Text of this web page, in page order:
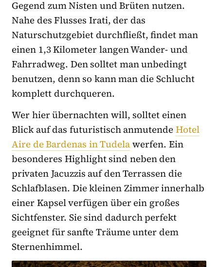
Gegend zum Nisten und Brüten nutzen.
Nahe des Flusses Irati, der das
Naturschutzgebiet durchfließt, findet man
einen 1,3 Kilometer langen Wander- und
Fahrradweg. Den solltet man unbedingt
benutzen, denn so kann man die Schlucht
komplett durchqueren.
Wer hier übernachten will, solltet einen
Blick auf das futuristisch anmutendeHotel
Aire de Bardenas in Tudelawerfen. Ein
besonderes Highlight sind neben den
privaten Jacuzzis auf den Terrassen die
Schlafblasen. Die kleinen Zimmer innerhalb
einer Kapsel verfügen über ein großes
Sichtfenster. Sie sind dadurch perfekt
geeignet für sanfte Träume unter dem
Sternenhimmel.